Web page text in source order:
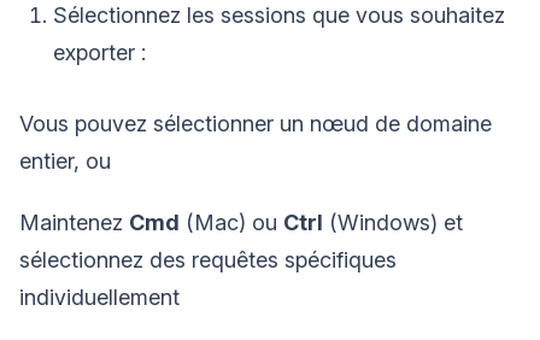
Sélectionnez les sessions que vous souhaitez
exporter :
Vous pouvez sélectionner un nœud de domaine
entier, ou
Maintenez Cmd (Mac) ou Ctrl (Windows) et
sélectionnez des requêtes spécifiques
individuellement